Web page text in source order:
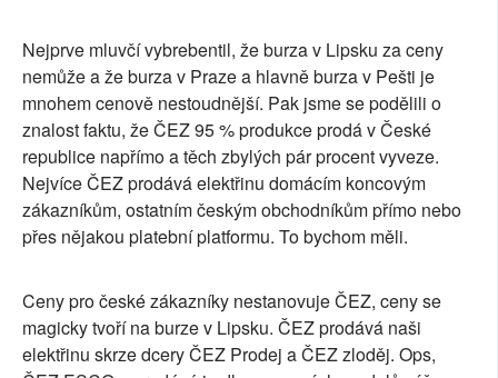
Nejprve mluvčí vybrebentil, že burza v Lipsku za ceny
nemůže a že burza v Praze a hlavně burza v Pešti je
mnohem cenově nestoudnější. Pak jsme se podělili o
znalost faktu, že ČEZ 95 % produkce prodá v České
republice napřímo a těch zbylých pár procent vyveze.
Nejvíce ČEZ prodává elektřinu domácím koncovým
zákazníkům, ostatním českým obchodníkům přímo nebo
přes nějakou platební platformu. To bychom měli.
Ceny pro české zákazníky nestanovuje ČEZ, ceny se
magicky tvoří na burze v Lipsku. ČEZ prodává naši
elektřinu skrze dcery ČEZ Prodej a ČEZ zloděj. Ops,